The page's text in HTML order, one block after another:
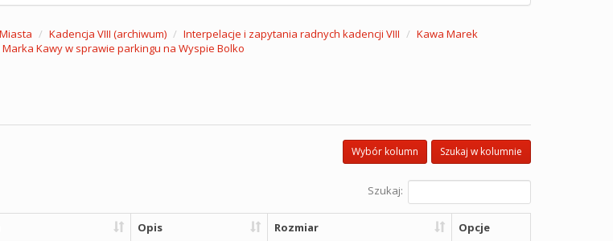
Kadencja VIII (archiwum) Interpelacje i zapytania radnych kadencji VIII
Kawa Marek
Kawy w sprawie parkingu na Wyspie Bolko
Szukaj w kolumnie
Wybór kolumn
Szukaj:
Opis Rozmiar Opcje